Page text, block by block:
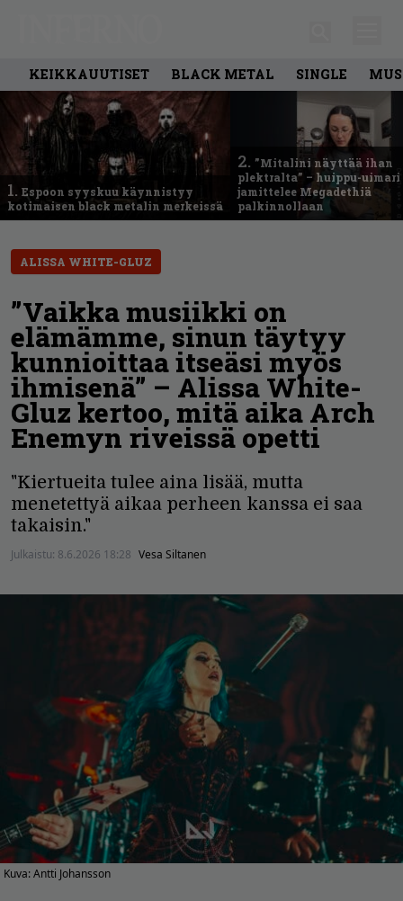
KEIKKAUUTISET BLACK METAL SINGLE
1. Espoon syyskuu käynnistyy
kotimaisen black metalin merkeissä
2. ”Mitalini näyttää ihan
plektralta” – huippu-uimari
jamittelee Megadethiä
palkinnollaan
ALISSA WHITE-GLUZ
”Vaikka musiikki on
elämämme, sinun täytyy
kunnioittaa itseäsi myös
ihmisenä” – Alissa White-
Gluz kertoo, mitä aika Arch
Enemyn riveissä opetti
"Kiertueita tulee aina lisää, mutta
menetettyä aikaa perheen kanssa ei saa
takaisin."
Julkaistu: 8.6.2026 18:28 Vesa Siltanen
Kuva: Antti Johansson